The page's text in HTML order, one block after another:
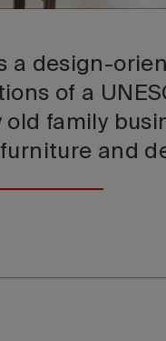
a design-
of a
old family
and